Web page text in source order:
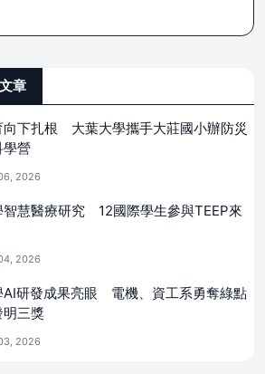
章
向下扎根 大葉大學攜手大莊國小辦防災
學營
2026
智慧醫療研究 12國際學生參與TEEP來
2026
AI研發成果亮眼 電機、資工系勇奪綠點
三獎
2026